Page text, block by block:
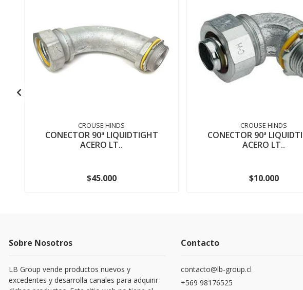
CROUSE HINDS
CONECTOR 90ª LIQUIDTIGHT
ACERO LT..
$45.000
CROUSE HINDS
CONECTOR 90ª
ACERO LT..
$10.000
Sobre Nosotros
LB Group vende productos nuevos y
excedentes y desarrolla canales para adquirir
Contacto
contacto@lb-group.cl
+569 98176525